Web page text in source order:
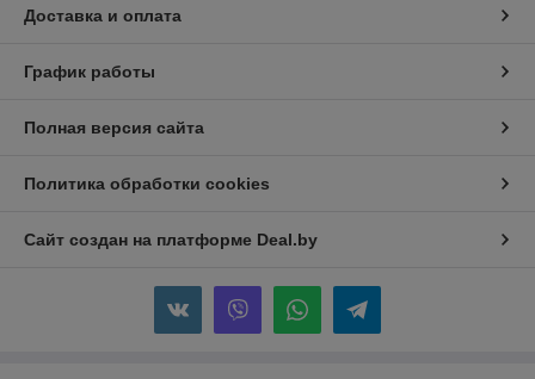
Доставка и оплата
График работы
Полная версия сайта
Политика обработки cookies
Сайт создан на платформе Deal.by